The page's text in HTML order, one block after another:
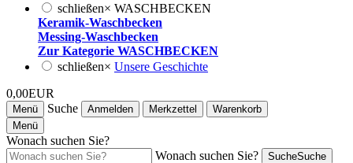
schließen× WASCHBECKEN
Keramik-Waschbecken
Messing-Waschbecken
Zur Kategorie WASCHBECKEN
schließen× Unsere Geschichte
0,00EUR
Menü Suche Anmelden Merkzettel
Warenkorb
Menü
Wonach suchen Sie?
Wonach suchen Sie?
SucheSuche